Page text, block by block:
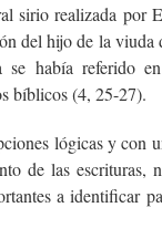
sirio realizada por
del hijo de la viuda
había referido
bíblicos (4, 25-27).
lógicas y con
de las escrituras,
a identificar